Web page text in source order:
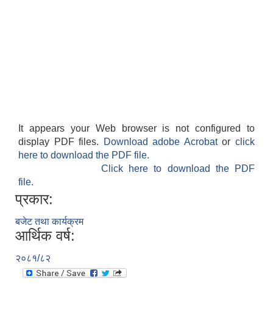
It appears your Web browser is not configured to
display PDF files.
Download adobe Acrobatorclick
here to download the PDF file.
Click here to download the PDF
file.
प्रकार:
बजेट तथा कार्यक्रम
आर्थिक वर्ष:
२०८१/८२